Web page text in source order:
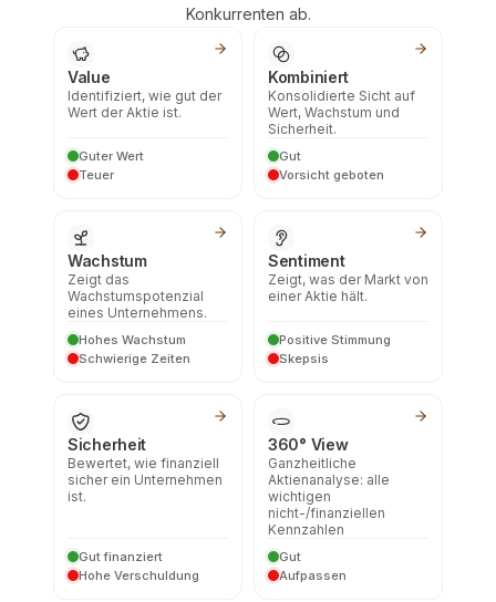
Konkurrenten ab.
Value
Identifiziert, wie gut der
Wert der Aktie ist.
Guter Wert
Teuer
Kombiniert
Konsolidierte Sicht auf
Wert, Wachstum und
Sicherheit.
Gut
Vorsicht geboten
Wachstum
Zeigt das
Wachstumspotenzial
eines Unternehmens.
Hohes Wachstum
Schwierige Zeiten
Sentiment
Zeigt, was der Markt von
einer Aktie hält.
Positive Stimmung
Skepsis
Sicherheit
Bewertet, wie finanziell
sicher ein Unternehmen
ist.
Gut finanziert
Hohe Verschuldung
360° View
Ganzheitliche
Aktienanalyse: alle
wichtigen
nicht-/finanziellen
Kennzahlen
Gut
Aufpassen